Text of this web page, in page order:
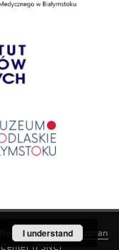
created by
Poznan
(PSNC)
I understand